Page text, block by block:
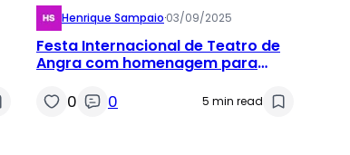
Henrique Sampaio·03/09/2025
Festa Internacional de Teatro de
Angra com homenagem para
0 0 5 min read